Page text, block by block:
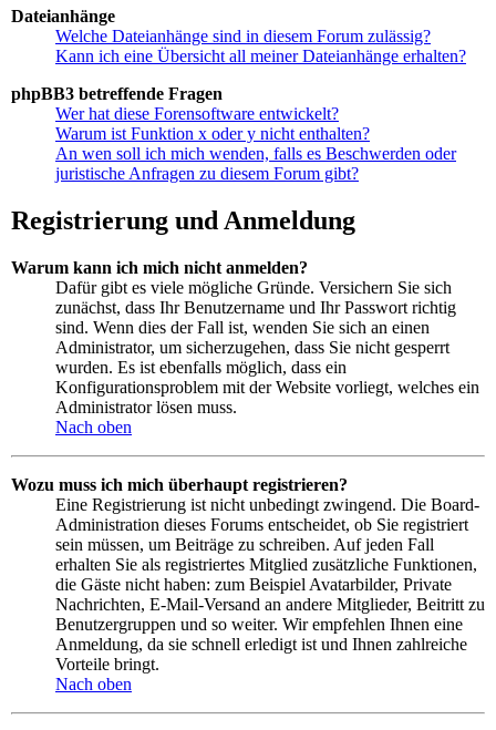
Dateianhänge
Welche Dateianhänge sind in diesem Forum zulässig?
Kann ich eine Übersicht all meiner Dateianhänge erhalten?
phpBB3 betreffende Fragen
Wer hat diese Forensoftware entwickelt?
Warum ist Funktion x oder y nicht enthalten?
An wen soll ich mich wenden, falls es Beschwerden oder
juristische Anfragen zu diesem Forum gibt?
Registrierung und Anmeldung
Warum kann ich mich nicht anmelden?
Dafür gibt es viele mögliche Gründe. Versichern Sie sich
zunächst, dass Ihr Benutzername und Ihr Passwort richtig
sind. Wenn dies der Fall ist, wenden Sie sich an einen
Administrator, um sicherzugehen, dass Sie nicht gesperrt
wurden. Es ist ebenfalls möglich, dass ein
Konfigurationsproblem mit der Website vorliegt, welches ein
Administrator lösen muss.
Nach oben
Wozu muss ich mich überhaupt registrieren?
Eine Registrierung ist nicht unbedingt zwingend. Die Board-
Administration dieses Forums entscheidet, ob Sie registriert
sein müssen, um Beiträge zu schreiben. Auf jeden Fall
erhalten Sie als registriertes Mitglied zusätzliche Funktionen,
die Gäste nicht haben: zum Beispiel Avatarbilder, Private
Nachrichten, E-Mail-Versand an andere Mitglieder, Beitritt zu
Benutzergruppen und so weiter. Wir empfehlen Ihnen eine
Anmeldung, da sie schnell erledigt ist und Ihnen zahlreiche
Vorteile bringt.
Nach oben